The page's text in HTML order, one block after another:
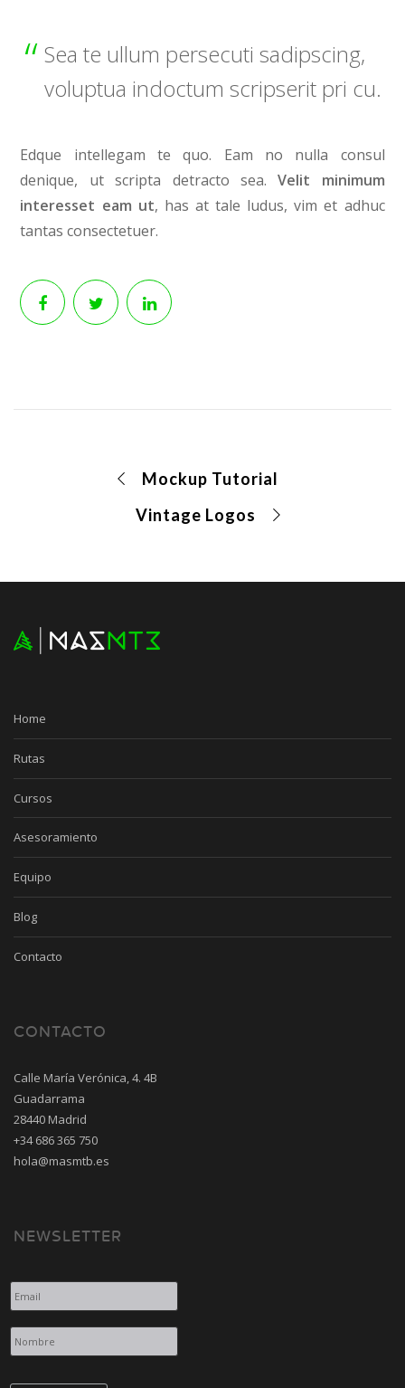
Sea te ullum persecuti sadipscing,
voluptua indoctum scripserit pri cu.
Edque intellegam te quo. Eam no nulla consul
denique, ut scripta detracto sea.Velit minimum
interesset eam ut, has at tale ludus, vim et adhuc
tantas consectetuer.
Mockup Tutorial
Vintage Logos
Home
Rutas
Cursos
Asesoramiento
Equipo
Blog
Contacto
CONTACTO
Calle María Verónica, 4. 4B
Guadarrama
28440 Madrid
+34 686 365 750
hola@masmtb.es
NEWSLETTER